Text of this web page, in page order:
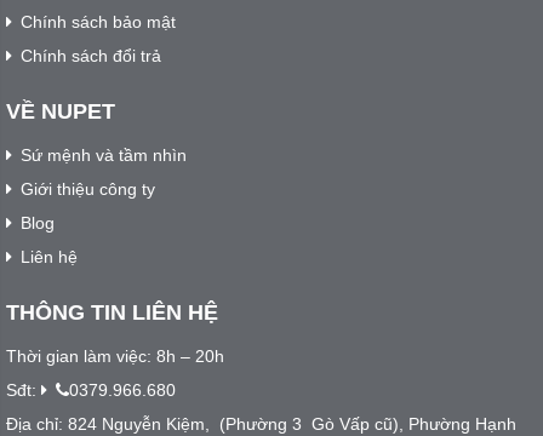
Chính sách bảo mật
Chính sách đổi trả
VỀ NUPET
Sứ mệnh và tầm nhìn
Giới thiệu công ty
Blog
Liên hệ
THÔNG TIN LIÊN HỆ
Thời gian làm việc: 8h – 20h
Sđt:
0379.966.680
Địa chỉ: 824 Nguyễn Kiệm, (Phường 3 Gò Vấp cũ), Phường Hạnh